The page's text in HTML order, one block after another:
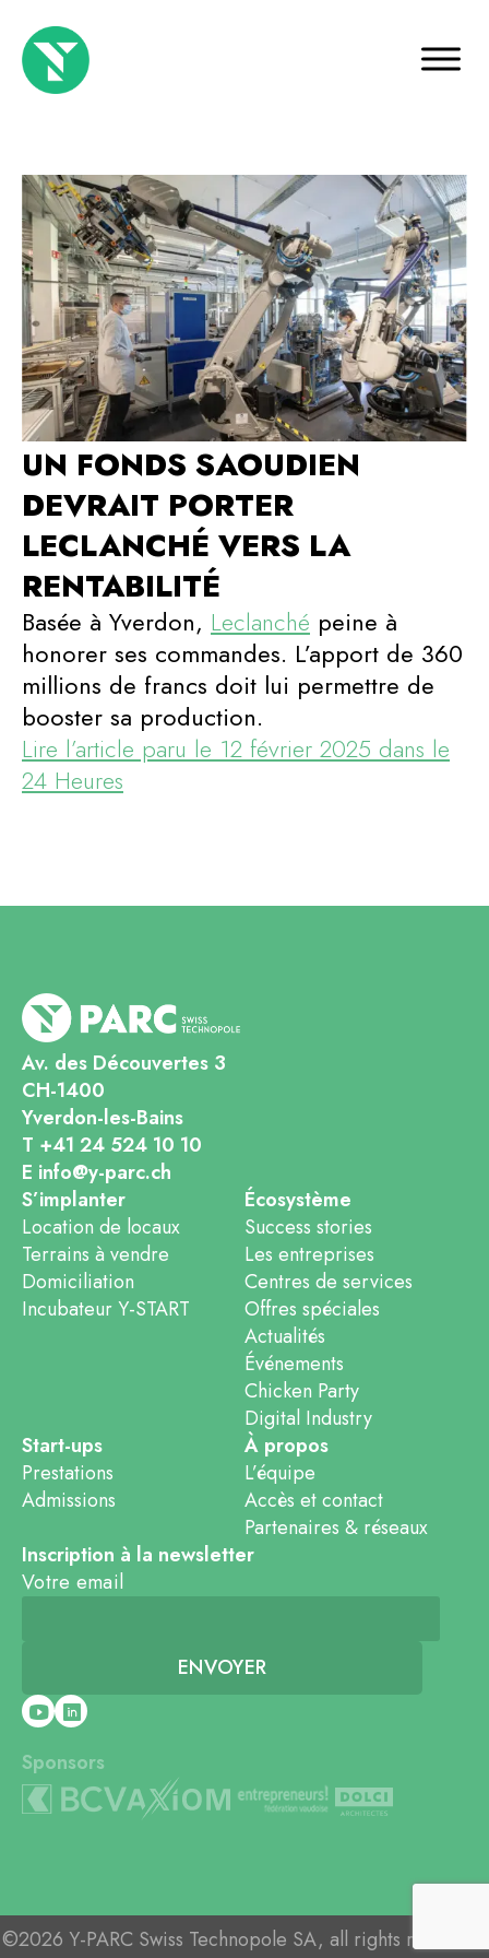
UN FONDS SAOUDIEN
DEVRAIT PORTER
LECLANCHÉ VERS LA
RENTABILITÉ
Basée à Yverdon, Leclanché peine à
honorer ses commandes. L’apport de 360
millions de francs doit lui permettre de
booster sa production.
Lire l’article paru le 12 février 2025 dans le
24 Heures
Av. des Découvertes 3
CH-1400
Yverdon-les-Bains
T +41 24 524 10 10
E info@y-parc.ch
S’implanter
Location de locaux
Terrains à vendre
Domiciliation
Incubateur Y-START
Écosystème
Success stories
Les entreprises
Centres de services
Offres spéciales
Actualités
Événements
Chicken Party
Digital Industry
Start-ups
Prestations
Admissions
À propos
L’équipe
Accès et contact
Partenaires & réseaux
Inscription à la newsletter
Votre email
Sponsors
©2026 Y-PARC Swiss Technopole SA, all rights reserved.